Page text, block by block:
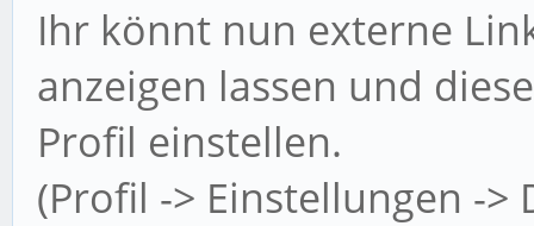
Ihr könnt nun externe
anzeigen lassen und
Profil einstellen.
(Profil -> Einstellungen ->